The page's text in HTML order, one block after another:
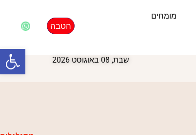
מומחים
הטבה
שבת, 08 באוגוסט 2026 פתח